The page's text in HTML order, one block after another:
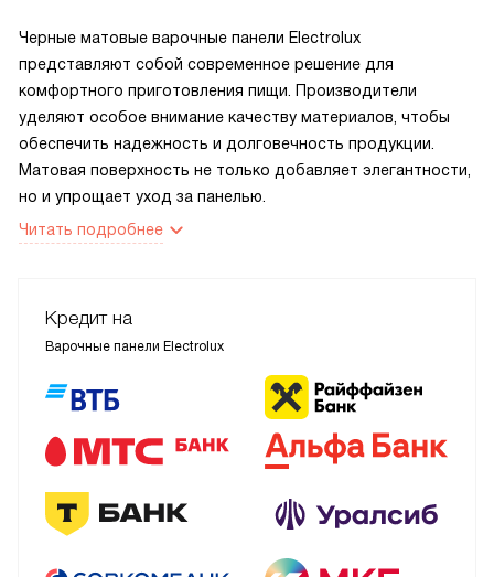
Черные матовые варочные панели Electrolux
представляют собой современное решение для
комфортного приготовления пищи. Производители
уделяют особое внимание качеству материалов, чтобы
обеспечить надежность и долговечность продукции.
Матовая поверхность не только добавляет элегантности,
но и упрощает уход за панелью.
Читать подробнее
Кредит на
Варочные панели Electrolux